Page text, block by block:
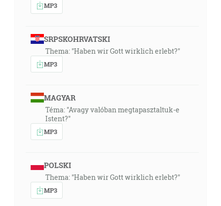
MP3
SRPSKOHRVATSKI
Thema: "Haben wir Gott wirklich erlebt?"
MP3
MAGYAR
Téma: "Avagy valóban megtapasztaltuk-e
Istent?"
MP3
POLSKI
Thema: "Haben wir Gott wirklich erlebt?"
MP3